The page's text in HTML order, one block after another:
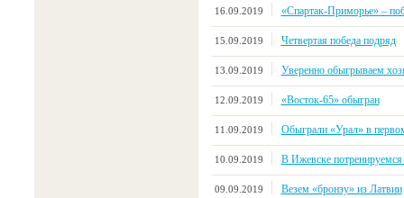
16.09.2019 «Спартак-Приморье» –
15.09.2019 Четвертая победа подряд
13.09.2019 Уверенно обыгрываем
12.09.2019 «Восток-65» обыгран
11.09.2019 Обыграли «Урал» в
10.09.2019 В Ижевске
09.09.2019 Везем «бронзу» из Латвии